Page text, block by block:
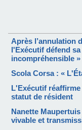
Après l’annulation
l'Exécutif défend
incompréhensible »
Scola Corsa : «
L'Exécutif
statut de résident
Nanette
vivable et